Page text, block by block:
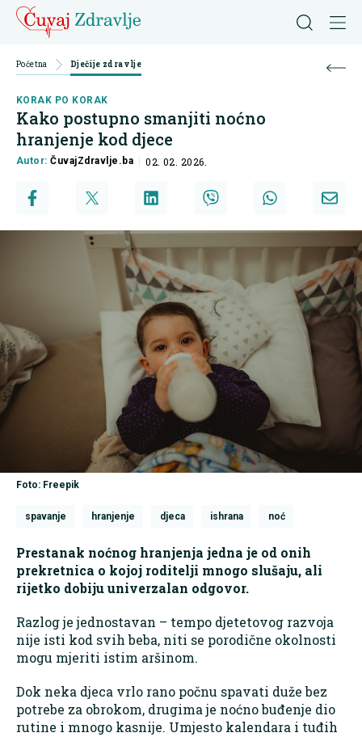
Početna Dječije zdravlje
KORAK PO KORAK
Kako postupno smanjiti noćno
hranjenje kod djece
Autor:ČuvajZdravlje.ba 02. 02. 2026.
Foto: Freepik
spavanje hranjenje djeca ishrana noć
Prestanak noćnog hranjenja jedna je od onih
prekretnica o kojoj roditelji mnogo slušaju, ali
rijetko dobiju univerzalan odgovor.
Razlog je jednostavan – tempo djetetovog razvoja
nije isti kod svih beba, niti se porodične okolnosti
mogu mjeriti istim aršinom.
Dok neka djeca vrlo rano počnu spavati duže bez
potrebe za obrokom, drugima je noćno buđenje dio
rutine i mnogo kasnije. Umjesto kalendara i tuđih